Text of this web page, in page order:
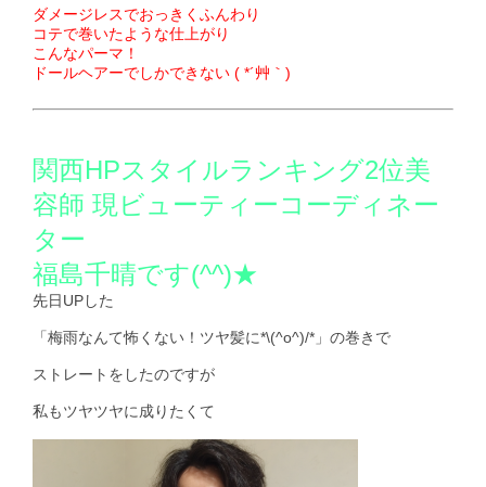
お問い合わせ
ダメージレスでおっきくふんわり
コテで巻いたような仕上がり
こんなパーマ！
ドールヘアーでしかできない ( *´艸｀)
関西HPスタイルランキング2位美
容師 現ビューティーコーディネー
ター
福島千晴です(^^)★
先日UPした
「梅雨なんて怖くない！ツヤ髪に*\(^o^)/*」の巻きで
ストレートをしたのですが
私もツヤツヤに成りたくて